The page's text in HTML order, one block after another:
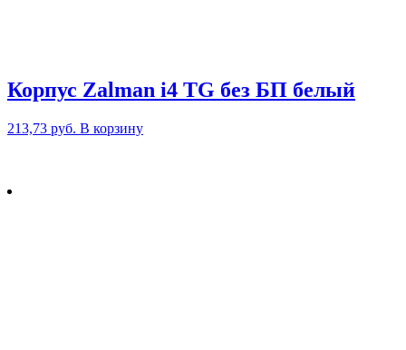
Корпус Zalman i4 TG без БП белый
213,73 руб. В корзину